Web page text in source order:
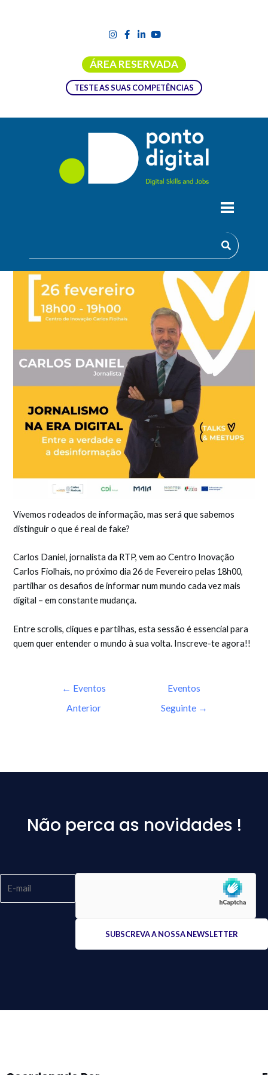
ÁREA RESERVADA
TESTE AS SUAS COMPETÊNCIAS
TALK & MEETUP | O JORNALISMO NA
Vivemos rodeados de informação, mas será que sabemos
distinguir o que é real de fake?
Carlos Daniel, jornalista da RTP, vem ao Centro Inovação
Carlos Fiolhais, no próximo dia 26 de Fevereiro pelas 18h00,
partilhar os desafios de informar num mundo cada vez mais
digital – em constante mudança.
Entre scrolls, cliques e partilhas, esta sessão é essencial para
quem quer entender o mundo à sua volta. Inscreve-te agora!!
← Eventos
Anterior
Eventos
Seguinte →
Não perca as novidades !